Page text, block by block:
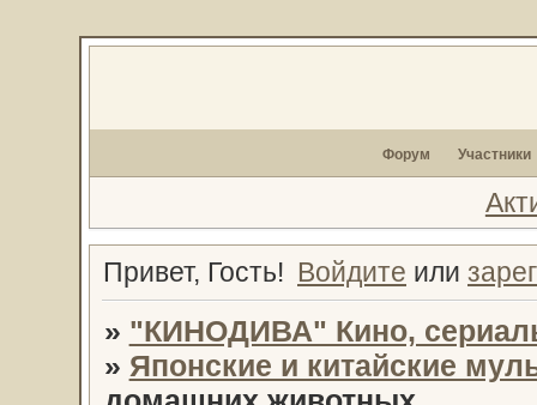
Форум Участники
Привет, Гость! Войдите или
» "КИНОДИВА" Кино,
» Японские и китайские